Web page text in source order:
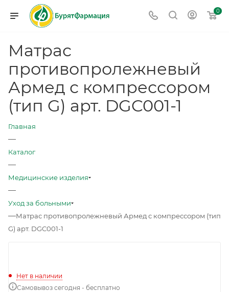
0
Матрас
противопролежневый
Армед с компрессором
(тип G) арт. DGC001-1
Главная
—
Каталог
—
Медицинские изделия
—
Уход за больными
—Матрас противопролежневый Армед с компрессором (тип
G) арт. DGC001-1
Нет в наличии
Самовывоз сегодня - бесплатно